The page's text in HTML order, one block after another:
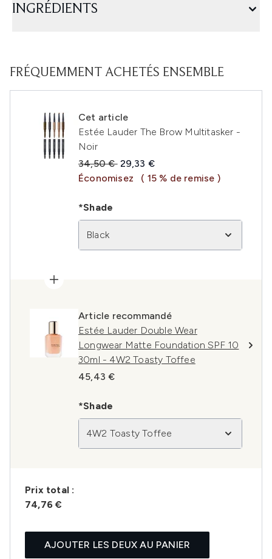
INGRÉDIENTS
FRÉQUEMMENT ACHETÉS ENSEMBLE
Cet article
Estée Lauder The Brow Multitasker -
Noir
Prix de vente :
34,50 € Prix ​​actuel :
29,33 €
Économisez
( 15 % de remise )
*Shade
Black
Article recommandé
Estée Lauder Double Wear
Longwear Matte Foundation SPF 10
30ml - 4W2 Toasty Toffee
45,43 €
*Shade
4W2 Toasty Toffee
Prix ​​total :
74,76 €
AJOUTER LES DEUX AU PANIER